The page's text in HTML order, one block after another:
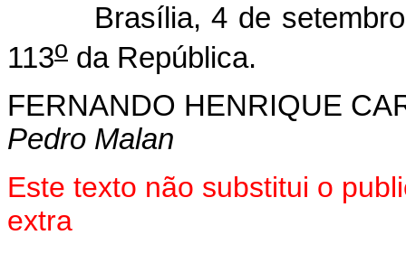
Brasília, 4 de setembro
113o da República.
FERNANDO HENRIQUE
Pedro Malan
Este texto não substitui o
extra